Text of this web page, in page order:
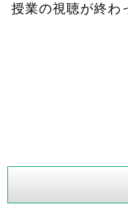
授業の視聴が終わ